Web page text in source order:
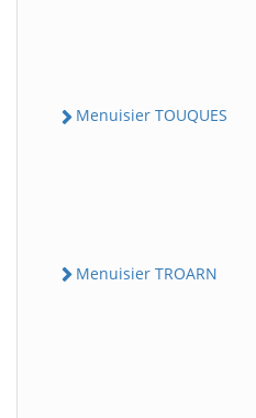
Menuisier TOUQUES
Menuisier TROARN